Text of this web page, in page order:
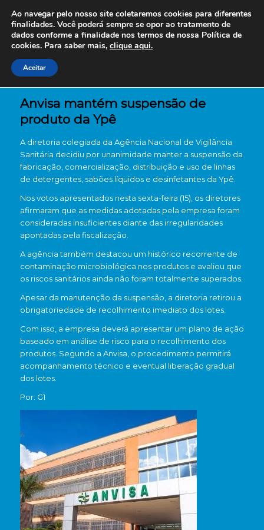
Anvisa mantém suspensão de
produto da Ypê
A diretoria colegiada da Agência Nacional de Vigilância
Sanitária decidiu por unanimidade manter a suspensão da
fabricação, comercialização, distribuição e uso de linhas
de detergentes, sabões líquidos e desinfetantes da Ypê
Nos votos apresentados nesta sexta-feira (15), os diretores
afirmaram que as medidas adotadas pela empresa foram
consideradas insuficientes diante das irregularidades
apontadas pela fiscalização.
A agência também destacou um histórico recorrente de
contaminação microbiológica nos produtos e avaliou que
os riscos sanitários ainda não foram totalmente superados.
Apesar da manutenção da suspensão, a diretoria retirou a
obrigatoriedade de recolhimento imediato dos lotes.
Com isso, a empresa deverá apresentar um plano de ação
baseado em análise de risco para o recolhimento dos
produtos. Segundo a Anvisa, o procedimento permitirá
acompanhamento técnico e eventual liberação gradual
dos lotes.
Por: G1
Ao navegar pelo nosso site coletaremos cookies para diferentes
finalidades. Você poderá sempre se opor ao tratamento de
dados conforme a finalidade nos termos de nossa Política de
cookies. Para saber mais, clique aqui.
Aceitar